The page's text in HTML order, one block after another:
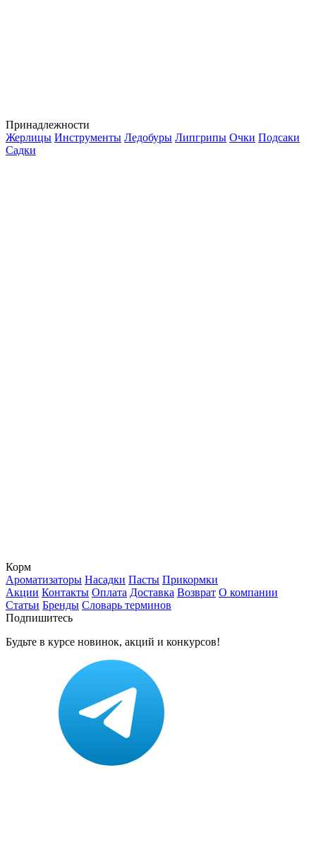
Принадлежности
Жерлицы Инструменты Ледобуры Липгрипы Очки Подсаки
Садки
Корм
Ароматизаторы Насадки Пасты Прикормки
Акции Контакты Оплата Доставка Возврат О компании
Статьи Бренды Словарь терминов
Подпишитесь
Будьте в курсе новинок, акций и конкурсов!